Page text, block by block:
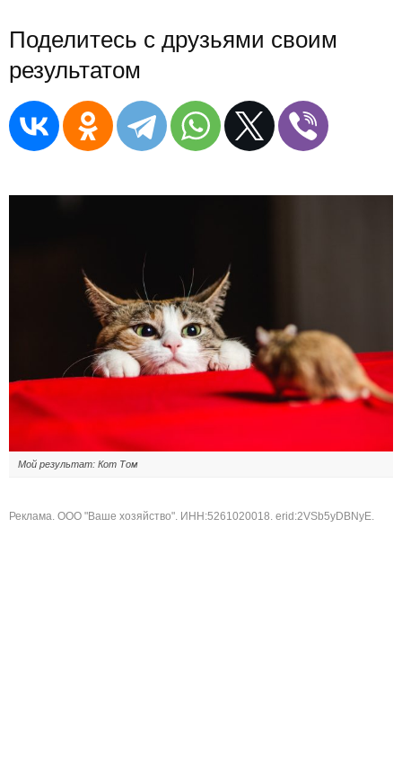
Поделитесь с друзьями своим
результатом
Мой результат: Кот Том
Реклама. ООО "Ваше хозяйство". ИНН:5261020018. erid:2VSb5yDBNyE.